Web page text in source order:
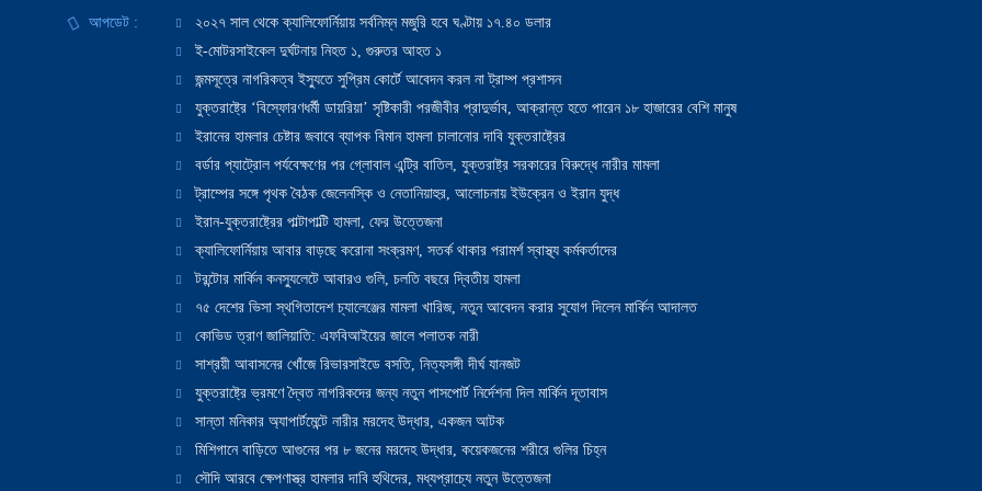
আপডেট :
২০২৭ সাল থেকে ক্যালিফোর্নিয়ায় সর্বনিম্ন মজুরি হবে ঘণ্টায় ১৭.৪০ ডলার
ই-মোটরসাইকেল দুর্ঘটনায় নিহত ১, গুরুতর আহত ১
জন্মসূত্রে নাগরিকত্ব ইস্যুতে সুপ্রিম কোর্টে আবেদন করল না ট্রাম্প প্রশাসন
যুক্তরাষ্ট্রে ‘বিস্ফোরণধর্মী ডায়রিয়া’ সৃষ্টিকারী পরজীবীর প্রাদুর্ভাব, আক্রান্ত হতে পারেন ১৮ হাজারের বেশি মানুষ
ইরানের হামলার চেষ্টার জবাবে ব্যাপক বিমান হামলা চালানোর দাবি যুক্তরাষ্ট্রের
বর্ডার প্যাট্রোল পর্যবেক্ষণের পর গ্লোবাল এন্ট্রি বাতিল, যুক্তরাষ্ট্র সরকারের বিরুদ্ধে নারীর মামলা
ট্রাম্পের সঙ্গে পৃথক বৈঠক জেলেনস্কি ও নেতানিয়াহুর, আলোচনায় ইউক্রেন ও ইরান যুদ্ধ
ইরান-যুক্তরাষ্ট্রের পাল্টাপাল্টি হামলা, ফের উত্তেজনা
ক্যালিফোর্নিয়ায় আবার বাড়ছে করোনা সংক্রমণ, সতর্ক থাকার পরামর্শ স্বাস্থ্য কর্মকর্তাদের
টরন্টোর মার্কিন কনস্যুলেটে আবারও গুলি, চলতি বছরে দ্বিতীয় হামলা
৭৫ দেশের ভিসা স্থগিতাদেশ চ্যালেঞ্জের মামলা খারিজ, নতুন আবেদন করার সুযোগ দিলেন মার্কিন আদালত
কোভিড ত্রাণ জালিয়াতি: এফবিআইয়ের জালে পলাতক নারী
সাশ্রয়ী আবাসনের খোঁজে রিভারসাইডে বসতি, নিত্যসঙ্গী দীর্ঘ যানজট
যুক্তরাষ্ট্রে ভ্রমণে দ্বৈত নাগরিকদের জন্য নতুন পাসপোর্ট নির্দেশনা দিল মার্কিন দূতাবাস
সান্তা মনিকার অ্যাপার্টমেন্টে নারীর মরদেহ উদ্ধার, একজন আটক
মিশিগানে বাড়িতে আগুনের পর ৮ জনের মরদেহ উদ্ধার, কয়েকজনের শরীরে গুলির চিহ্ন
সৌদি আরবে ক্ষেপণাস্ত্র হামলার দাবি হুথিদের, মধ্যপ্রাচ্যে নতুন উত্তেজনা